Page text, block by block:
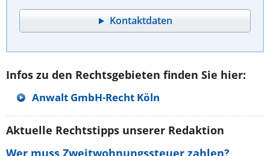
Kontaktdaten
Infos zu den Rechtsgebieten finden Sie hier:
Anwalt GmbH-Recht Köln
Aktuelle Rechtstipps unserer Redaktion
Wer muss Zweitwohnungssteuer zahlen?